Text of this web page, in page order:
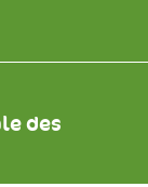
des